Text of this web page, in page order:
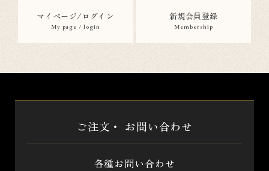
マイページ/ログイン
My page / login
新規会員登録
Membership
ご注文・ お問い合わせ
各種お問い合わせ